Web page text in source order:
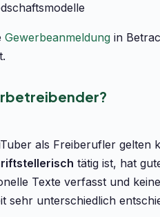
Gewerbeanmeldung in
als Freiberufler gelten
tätig ist, hat
Texte verfasst und
sehr unterschiedlich